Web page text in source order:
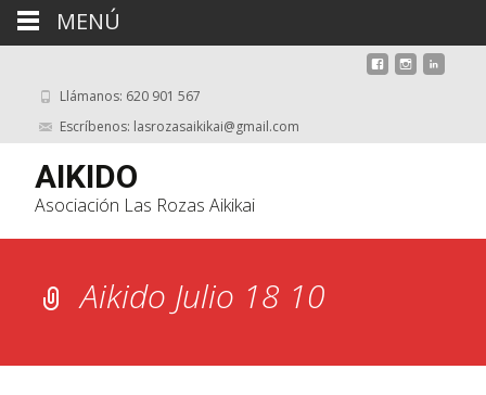
Llámanos: 620 901 567
Escríbenos: lasrozasaikikai@gmail.com
AIKIDO
Asociación Las Rozas Aikikai
Aikido Julio 18 10
MENÚ